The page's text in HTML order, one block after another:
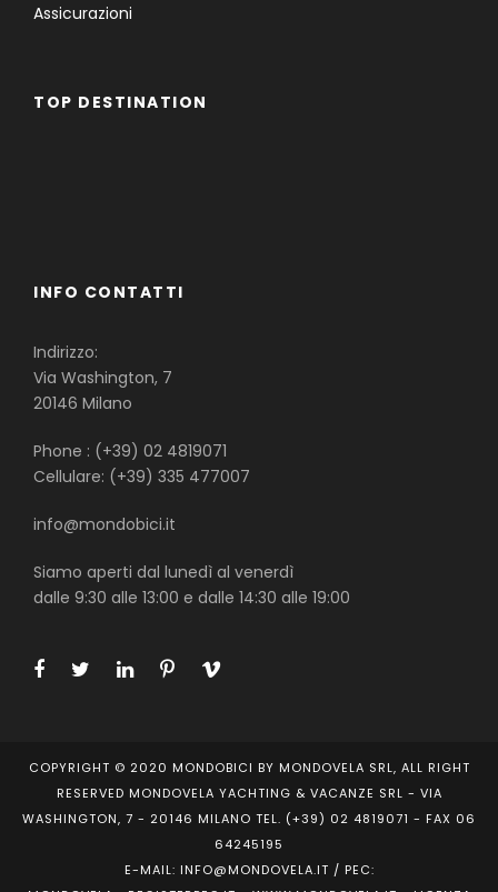
Assicurazioni
TOP DESTINATION
INFO CONTATTI
Indirizzo:
Via Washington, 7
20146 Milano
Phone : (+39) 02 4819071
Cellulare: (+39) 335 477007
info@mondobici.it
Siamo aperti dal lunedì al venerdì
dalle 9:30 alle 13:00 e dalle 14:30 alle 19:00
COPYRIGHT © 2020 MONDOBICI BY MONDOVELA SRL, ALL RIGHT
RESERVED MONDOVELA YACHTING & VACANZE SRL - VIA
WASHINGTON, 7 - 20146 MILANO TEL. (+39) 02 4819071 - FAX 06
64245195
E-MAIL: INFO@MONDOVELA.IT / PEC: